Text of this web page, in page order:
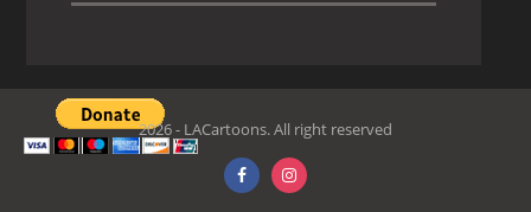
2026 - LACartoons. All right reserved